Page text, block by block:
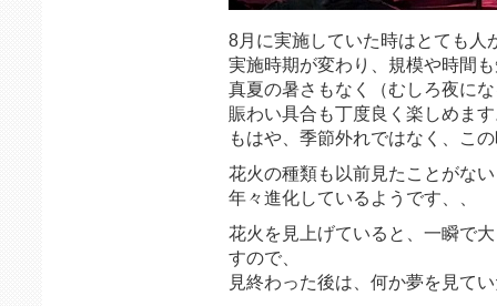
8月に実施していた時はとても人
実施時期が変わり、規模や時間
真夏の暑さもなく（むしろ夜に
賑わい具合も丁度良く楽しめま
もはや、季節外れではなく、こ
花火の種類も以前見たことがな
年々進化しているようです、、
花火を見上げていると、一瞬で
すので、
見終わった後は、何か夢を見て